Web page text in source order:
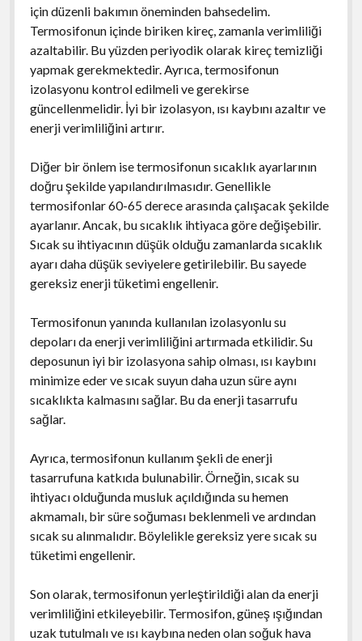
için düzenli bakımın öneminden bahsedelim.
Termosifonun içinde biriken kireç, zamanla verimliliği
azaltabilir. Bu yüzden periyodik olarak kireç temizliği
yapmak gerekmektedir. Ayrıca, termosifonun
izolasyonu kontrol edilmeli ve gerekirse
güncellenmelidir. İyi bir izolasyon, ısı kaybını azaltır ve
enerji verimliliğini artırır.
Diğer bir önlem ise termosifonun sıcaklık ayarlarının
doğru şekilde yapılandırılmasıdır. Genellikle
termosifonlar 60-65 derece arasında çalışacak şekilde
ayarlanır. Ancak, bu sıcaklık ihtiyaca göre değişebilir.
Sıcak su ihtiyacının düşük olduğu zamanlarda sıcaklık
ayarı daha düşük seviyelere getirilebilir. Bu sayede
gereksiz enerji tüketimi engellenir.
Termosifonun yanında kullanılan izolasyonlu su
depoları da enerji verimliliğini artırmada etkilidir. Su
deposunun iyi bir izolasyona sahip olması, ısı kaybını
minimize eder ve sıcak suyun daha uzun süre aynı
sıcaklıkta kalmasını sağlar. Bu da enerji tasarrufu
sağlar.
Ayrıca, termosifonun kullanım şekli de enerji
tasarrufuna katkıda bulunabilir. Örneğin, sıcak su
ihtiyacı olduğunda musluk açıldığında su hemen
akmamalı, bir süre soğuması beklenmeli ve ardından
sıcak su alınmalıdır. Böylelikle gereksiz yere sıcak su
tüketimi engellenir.
Son olarak, termosifonun yerleştirildiği alan da enerji
verimliliğini etkileyebilir. Termosifon, güneş ışığından
uzak tutulmalı ve ısı kaybına neden olan soğuk hava